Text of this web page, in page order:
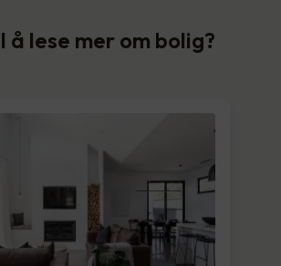
å lese mer om bolig?